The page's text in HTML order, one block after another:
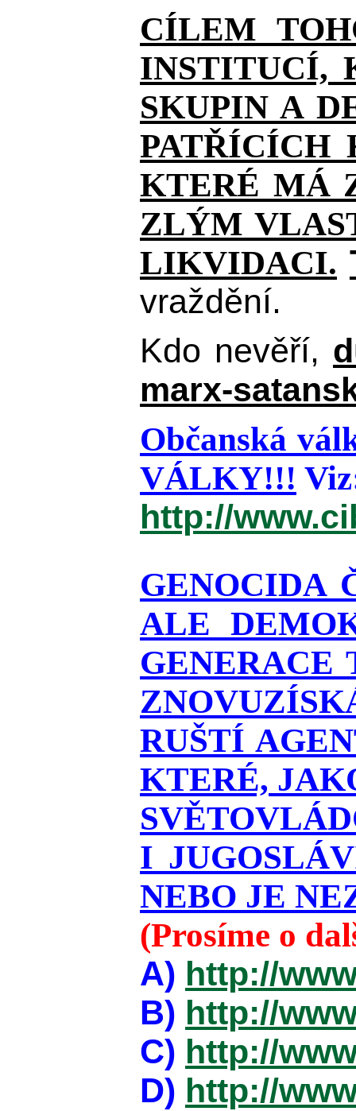
CÍLEM
INSTITUCÍ,
SKUPIN A
PATŘÍCÍCH
KTERÉ MÁ
ZLÝM
LIKVIDACI.
vraždění.
Kdo nevěří,
marx-
Občanská
VÁLKY!!!
http://
GENOCIDA
ALE
RUŠTÍ
KTERÉ,
I
NEBO JE
(Prosíme o
A) http://
B) http://
C) http://
D) http://